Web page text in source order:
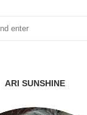
ARI SUNSHINE